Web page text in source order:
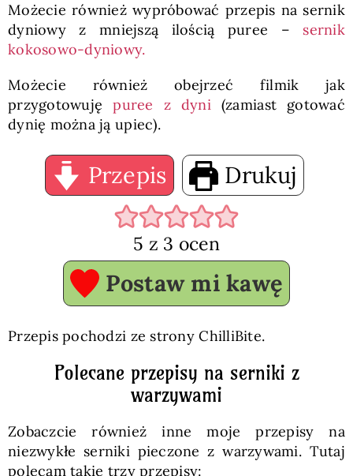
Możecie również wypróbować przepis na sernik
dyniowy z mniejszą ilością puree – sernik
kokosowo-dyniowy.
Możecie również obejrzeć filmik jak
przygotowujępuree z dyni(zamiast gotować
dynię można ją upiec).
Przepis Drukuj
5 z 3 ocen
Postaw mi kawę
Przepis pochodzi ze strony ChilliBite.
Polecane przepisy na serniki z
warzywami
Zobaczcie również inne moje przepisy na
niezwykłe serniki pieczone z warzywami. Tutaj
polecam takie trzy przepisy: